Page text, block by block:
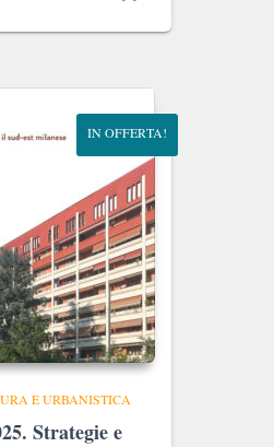
attuale
€14.25.
IN OFFERTA!
E URBANISTICA
Strategie e